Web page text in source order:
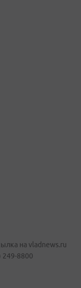
на vladnews.ru
249-8800